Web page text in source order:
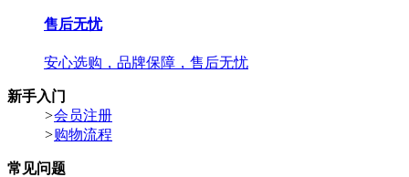
售后无忧
安心选购，品牌保障，售后无忧
新手入门
>会员注册
>购物流程
常见问题